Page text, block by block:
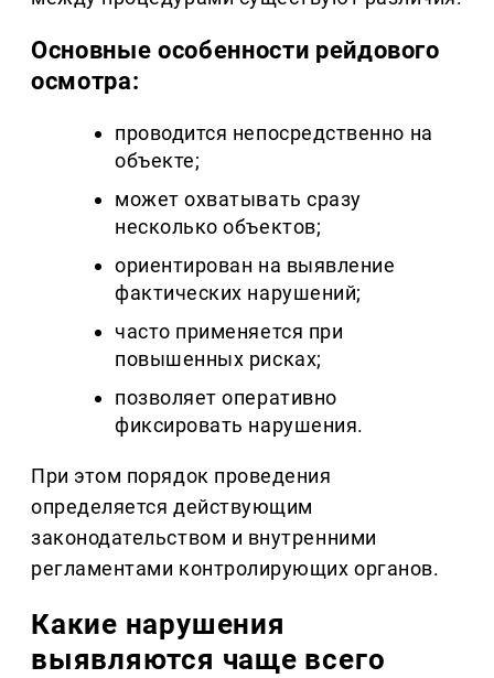
Основные особенности рейдового
осмотра:
проводится непосредственно на
объекте;
может охватывать сразу
несколько объектов;
ориентирован на выявление
фактических нарушений;
часто применяется при
повышенных рисках;
позволяет оперативно
фиксировать нарушения.
При этом порядок проведения
определяется действующим
законодательством и внутренними
регламентами контролирующих органов.
Какие нарушения
выявляются чаще всего